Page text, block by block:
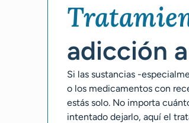
adicción
Si las sustancias -
o los medicamentos con
estás solo. No importa
intentado dejarlo, aquí el